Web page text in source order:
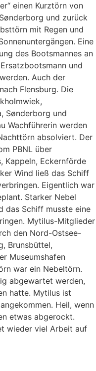
einen Kurztörn von
und zurück
mit Regen und
Eine
des Bootsmannes an
und
Auch der
Flensburg. Die
Sønderborg und
Wachführerin werden
absolviert. Der
PBNL über
Kappeln, Eckernförde
Wind ließ das Schiff
Eigentlich war
Starker Nebel
das Schiff musste eine
Mytilus-Mitglieder
den Nord-Ostsee-
Brunsbüttel,
Museumshafen
war ein Nebeltörn.
abgewartet werden,
hatte. Mytilus ist
Heil, wenn
etwas abgerockt.
wieder viel Arbeit auf